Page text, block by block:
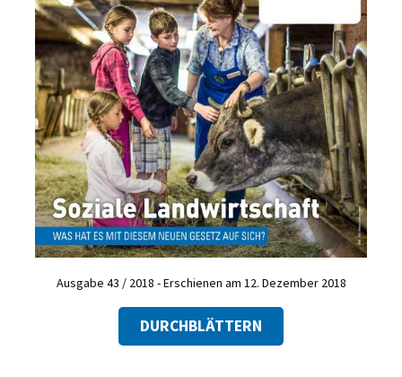
Ausgabe 43 / 2018 - Erschienen am 12. Dezember 2018
DURCHBLÄTTERN